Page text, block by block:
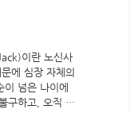
고 탈장 구멍을
해 찾아오는 환
공망은 결코 사
기쁨병원, 탈장수
국] 기쁨병원, 탈
이란 노신사
에 심장 자체의
넘은 나이에
구하고, 오직 탈